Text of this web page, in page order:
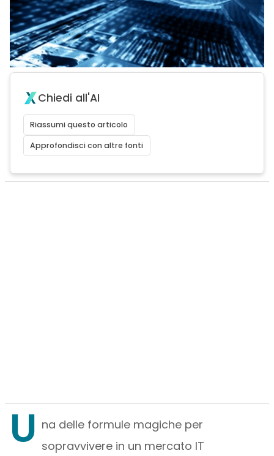
Chiedi all'AI
Riassumi questo articolo
Approfondisci con altre fonti
U na delle formule magiche per
sopravvivere in un mercato IT